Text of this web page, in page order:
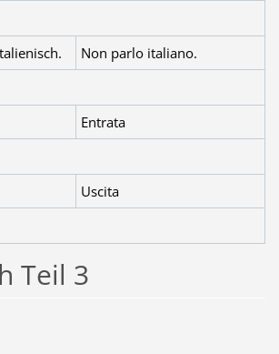
Non parlo italiano.
Entrata
Uscita
Teil 3